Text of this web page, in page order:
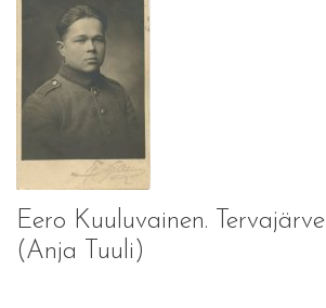
Eero Kuuluvainen.
(Anja Tuuli)